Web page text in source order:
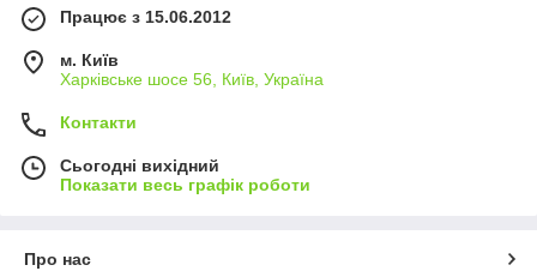
Працює з 15.06.2012
м. Київ
Харківське шосе 56, Київ, Україна
Контакти
Сьогодні вихідний
Показати весь графік роботи
Про нас